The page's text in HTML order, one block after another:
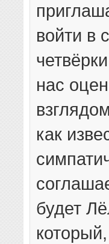
войти в
нас
как
будет